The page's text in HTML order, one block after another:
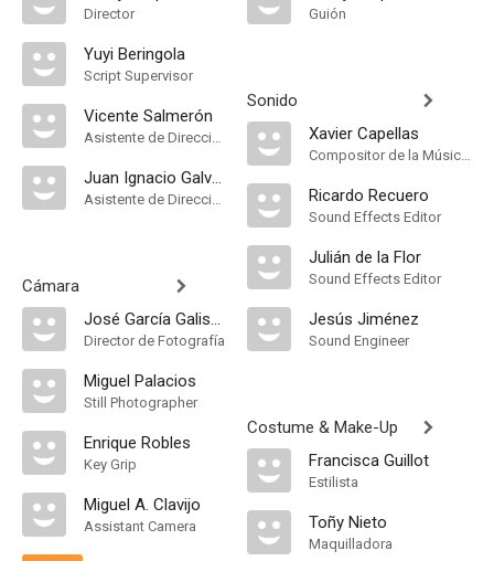
Director
Yuyi Beringola
Script Supervisor
Vicente Salmerón
Asistente de Dirección
Juan Ignacio Galván
Asistente de Dirección
Cámara
José García Galisteo
Director de Fotografía
Miguel Palacios
Still Photographer
Enrique Robles
Key Grip
Miguel A. Clavijo
Assistant Camera
Guión
Sonido
Xavier Capellas
Compositor de la Música Original
Ricardo Recuero
Sound Effects Editor
Julián de la Flor
Sound Effects Editor
Jesús Jiménez
Sound Engineer
Costume & Make-Up
Francisca Guillot
Estilista
Toñy Nieto
Maquilladora